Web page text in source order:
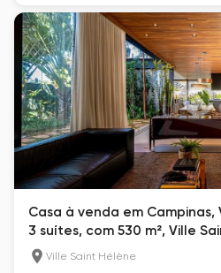
Casa à venda em Campinas,
3 suítes, com 530 m², Ville
Ville Saint Hélène